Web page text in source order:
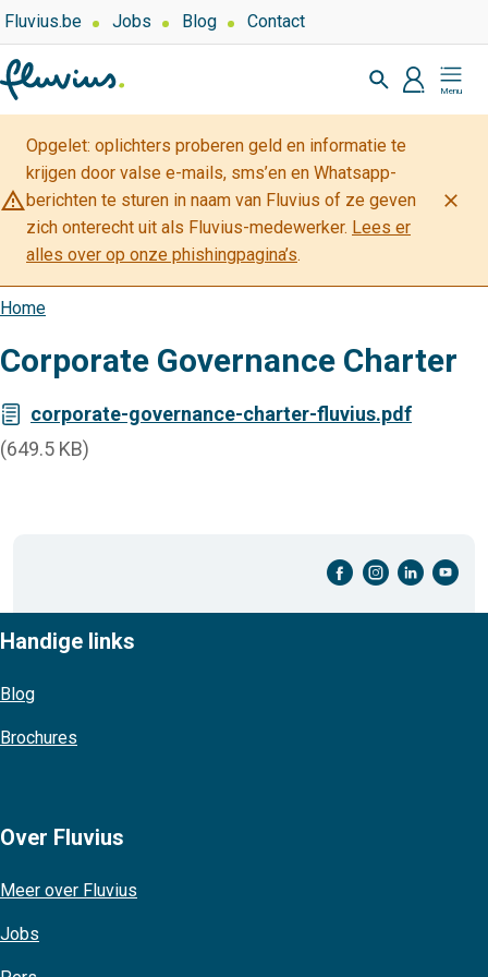
Overslaan
en
naar
de
inhoud
gaan
Top
navigation
Over
Fluvius.be Jobs Blog Contact
Zoeken
profiel
Mijn
Fluvius
warning_amber
Opgelet: oplichters proberen geld en informatie te
krijgen door valse e-mails, sms’en en Whatsapp-
berichten te sturen in naam van Fluvius of ze geven
zich onterecht uit als Fluvius-medewerker. Lees er
alles over op onze phishingpagina’s.
close
Kruimelpad
Home
Corporate Governance Charter
corporate-governance-charter-fluvius.pdf
(649.5 KB)
facebook-cirkel instagram-cirkel linkedin-cirkel youtube-cirkel
Handige links
Blog
Brochures
Over Fluvius
Meer over Fluvius
Jobs